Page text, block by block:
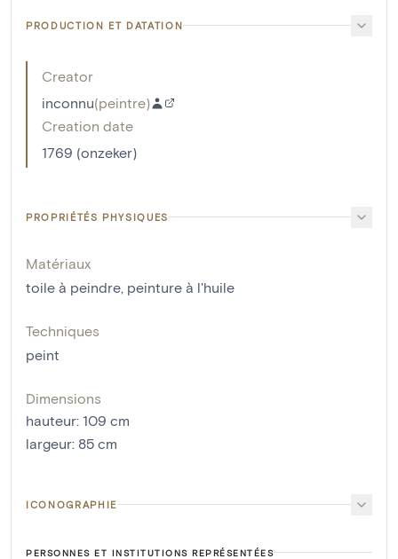
PRODUCTION ET DATATION
Creator
inconnu(peintre)
Creation date
1769 (onzeker)
PROPRIÉTÉS PHYSIQUES
Matériaux
toile à peindre peinture à l'huile
Techniques
peint
Dimensions
hauteur: 109 cm
largeur: 85 cm
ICONOGRAPHIE
PERSONNES ET INSTITUTIONS REPRÉSENTÉES